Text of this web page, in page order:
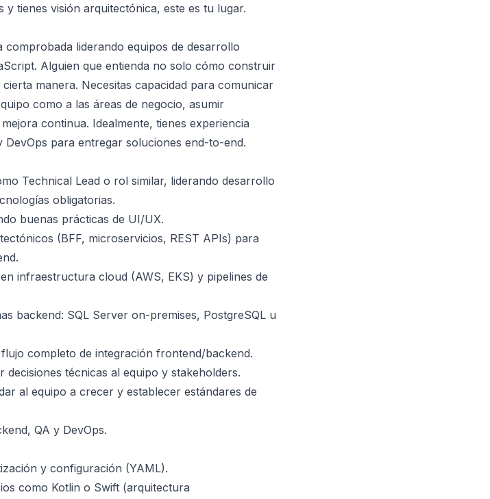
y tienes visión arquitectónica, este es tu lugar.
liderando equipos de desarrollo
Alguien que entienda no solo cómo construir
manera. Necesitas capacidad para comunicar
como a las áreas de negocio, asumir
continua. Idealmente, tienes experiencia
para entregar soluciones end-to-end.
Technical Lead o rol similar, liderando desarrollo
obligatorias.
buenas prácticas de UI/UX.
(BFF, microservicios, REST APIs) para
infraestructura cloud (AWS, EKS) y pipelines de
backend: SQL Server on-premises, PostgreSQL u
completo de integración frontend/backend.
técnicas al equipo y stakeholders.
al equipo a crecer y establecer estándares de
QA y DevOps.
y configuración (YAML).
como Kotlin o Swift (arquitectura